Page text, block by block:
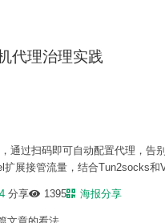
代理治理实践
通过扫码即可自动配置代理，告
扩展接管流量，结合Tun2socks
分享 1395 海报分享